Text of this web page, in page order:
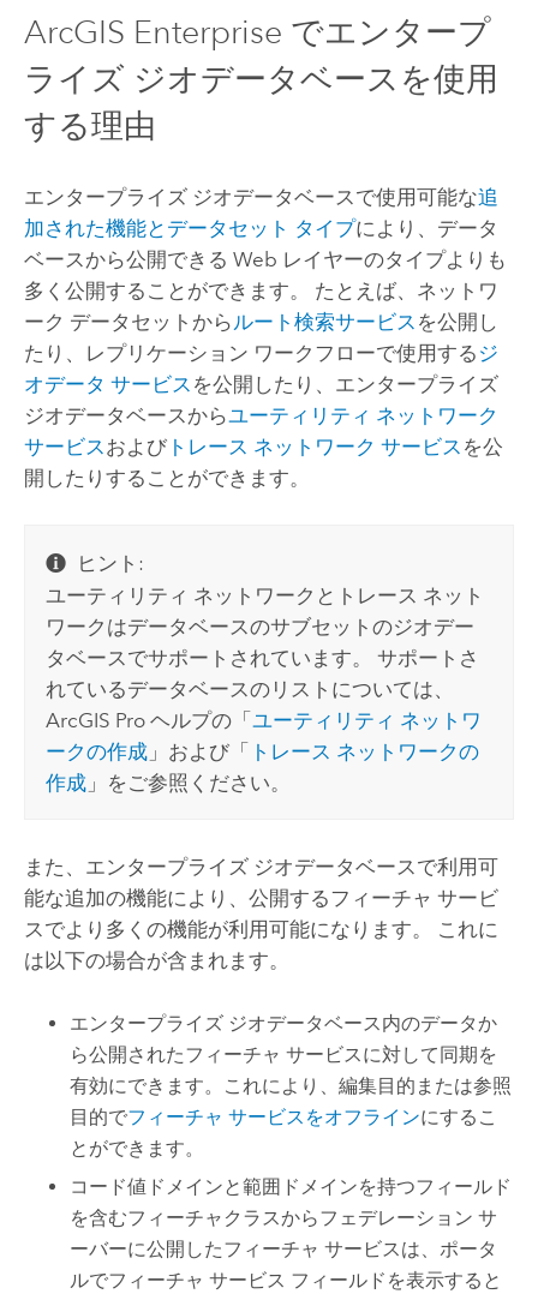
ArcGIS Enterprise でエンタープ
ライズ ジオデータベースを使用
する理由
エンタープライズ ジオデータベースで使用可能な追
加された機能とデータセット タイプにより、データ
ベースから公開できる Web レイヤーのタイプよりも
多く公開することができます。 たとえば、ネットワ
ーク データセットから ルート検索サービス を公開し
たり、レプリケーション ワークフローで使用する ジ
オデータ サービス を公開したり、エンタープライズ
ジオデータベースからユーティリティ ネットワーク
サービス およびトレース ネットワーク サービス を公
開したりすることができます。
ヒント:
ユーティリティ ネットワークとトレース ネット
ワークはデータベースのサブセットのジオデー
タベースでサポートされています。 サポートさ
れているデータベースのリストについては、
ArcGIS Pro ヘルプの「ユーティリティ ネットワ
ークの作成 」および「 トレース ネットワークの
作成 」をご参照ください。
また、エンタープライズ ジオデータベースで利用可
能な追加の機能により、公開するフィーチャ サービ
スでより多くの機能が利用可能になります。 これに
は以下の場合が含まれます。
エンタープライズ ジオデータベース内のデータか
ら公開されたフィーチャ サービスに対して同期を
有効にできます。これにより、編集目的または参照
目的でフィーチャ サービスをオフラインにするこ
とができます。
コード値ドメインと範囲ドメインを持つフィールド
を含むフィーチャクラスからフェデレーション サ
ーバーに公開したフィーチャ サービスは、ポータ
ルでフィーチャ サービス フィールドを表示すると